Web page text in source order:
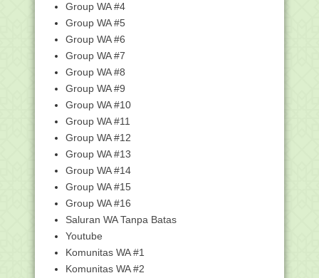
Cara Update Aplikasi Raport Digital (
ARD ) ke Ver...
Filipina Belajar Pendidikan Madrasah di
Indonesia
Buka Asesmen, Sekjen: ASN itu Harus
Bisa Merasa, B...
5.613 Siswa Ikuti Seleksi Beasiswa dan
Non Beasisw...
Juknis Pengangkatan Kepala Madrasah
Kalender Pendidikan Madrasah Tahun
Pelajaran 2019-...
Kemenag Buka Seleksi Beasiswa S2
bagi Guru dan Cal...
Pengumuman Penempatan Peserta
PPG Masrasah Dalam J...
Pelaksanaan PPG Daljab 2019
Besok Akan Kena Sa...
Group WA #4
Group WA #5
Group WA #6
Group WA #7
Group WA #8
Group WA #9
Group WA #10
Group WA #11
Group WA #12
Group WA #13
Group WA #14
Group WA #15
Group WA #16
Saluran WA Tanpa Batas
Youtube
Komunitas WA #1
Komunitas WA #2